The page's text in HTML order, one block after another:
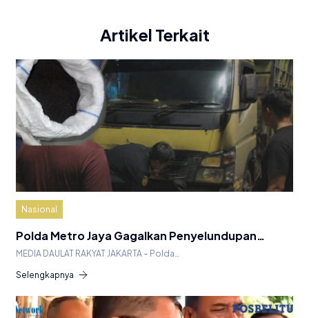
Artikel Terkait
Nasional
Polda Metro Jaya Gagalkan Penyelundupan…
MEDIA DAULAT RAKYAT JAKARTA – Polda…
Selengkapnya